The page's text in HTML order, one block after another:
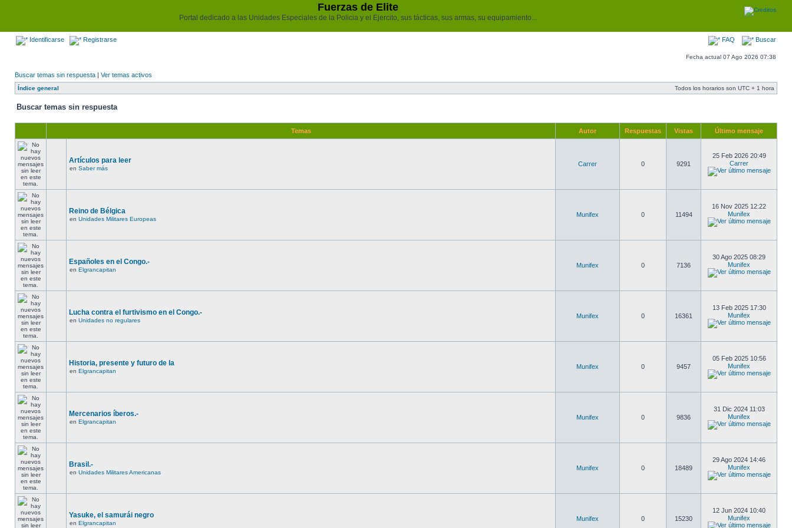
Fuerzas de Elite
Portal dedicado a las Unidades Especiales de la Policia y el Ejercito, sus tácticas, sus armas, su equipamiento...
Identificarse Registrarse FAQ Buscar
Fecha actual 07 Ago 2026 07:38
Buscar temas sin respuesta | Ver temas activos
Índice general Todos los horarios son UTC + 1 hora
Buscar temas sin respuesta
Temas Autor Respuestas Vistas Último mensaje
Artículos para leer
en Saber más
Carrer 0 9291
25 Feb 2026 20:49
Carrer
Reino de Bélgica
en Unidades Militares Europeas
Munifex 0 11494
16 Nov 2025 12:22
Munifex
Españoles en el Congo.-
en Elgrancapitan
Munifex 0 7136
30 Ago 2025 08:29
Munifex
Lucha contra el furtivismo en el Congo.-
en Unidades no regulares
Munifex 0 16361
13 Feb 2025 17:30
Munifex
Historia, presente y futuro de la
en Elgrancapitan
Munifex 0 9457
05 Feb 2025 10:56
Munifex
Mercenarios íberos.-
en Elgrancapitan
Munifex 0 9836
31 Dic 2024 11:03
Munifex
Brasil.-
en Unidades Militares Americanas
Munifex 0 18489
29 Ago 2024 14:46
Munifex
Yasuke, el samurái negro
en Elgrancapitan
Munifex 0 15230
12 Jun 2024 10:40
Munifex